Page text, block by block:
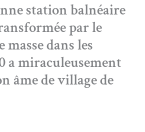
station balnéaire
par le
dans les
a miraculeusement
âme de village de